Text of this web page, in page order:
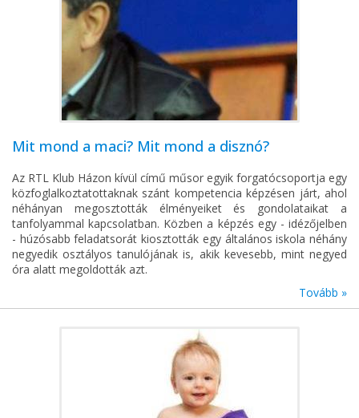
Mit mond a maci? Mit mond a disznó?
Az RTL Klub Házon kívül című műsor egyik forgatócsoportja egy
közfoglalkoztatottaknak szánt kompetencia képzésen járt, ahol
néhányan megosztották élményeiket és gondolataikat a
tanfolyammal kapcsolatban. Közben a képzés egy - idézőjelben
- húzósabb feladatsorát kiosztották egy általános iskola néhány
negyedik osztályos tanulójának is, akik kevesebb, mint negyed
óra alatt megoldották azt.
Tovább »